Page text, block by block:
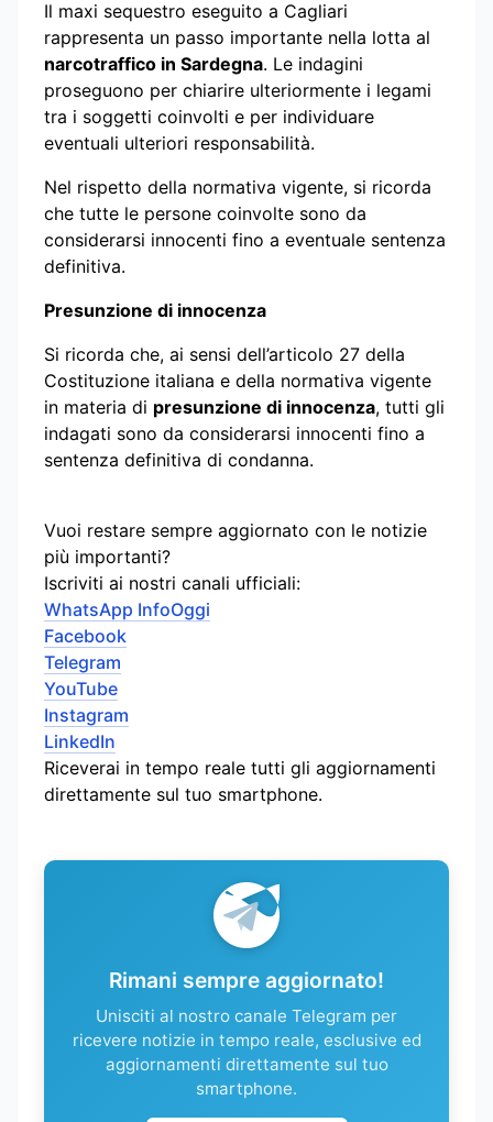
Il maxi sequestro eseguito a Cagliari
rappresenta un passo importante nella lotta al
narcotraffico in Sardegna. Le indagini
proseguono per chiarire ulteriormente i legami
tra i soggetti coinvolti e per individuare
eventuali ulteriori responsabilità.
Nel rispetto della normativa vigente, si ricorda
che tutte le persone coinvolte sono da
considerarsi innocenti fino a eventuale sentenza
definitiva.
Presunzione di innocenza
Si ricorda che, ai sensi dell’articolo 27 della
Costituzione italiana e della normativa vigente
in materia di presunzione di innocenza, tutti gli
indagati sono da considerarsi innocenti fino a
sentenza definitiva di condanna.
Vuoi restare sempre aggiornato con le notizie
più importanti?
Iscriviti ai nostri canali ufficiali:
WhatsApp InfoOggi
Facebook
Telegram
YouTube
Instagram
LinkedIn
Riceverai in tempo reale tutti gli aggiornamenti
direttamente sul tuo smartphone.
Rimani sempre aggiornato!
Unisciti al nostro canale Telegram per
ricevere notizie in tempo reale, esclusive ed
aggiornamenti direttamente sul tuo
smartphone.